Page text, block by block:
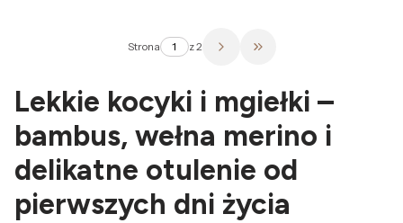
Strona z 2 Przejdź do ostatniej
Lekkie kocyki i mgiełki –
bambus, wełna merino i
delikatne otulenie od
pierwszych dni życia